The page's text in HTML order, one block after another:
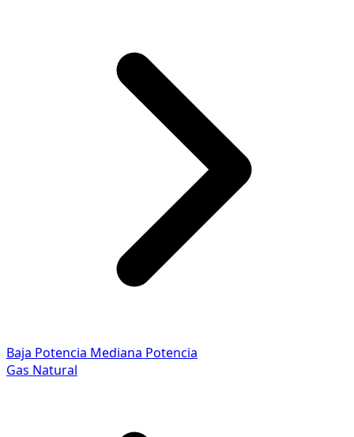
Baja Potencia Mediana Potencia
Gas Natural